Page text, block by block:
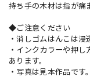
持ち手の木材は指が痛
◆ご注意ください
・消しゴムはんこは浸
・インクカラーや押
あります。
・写真は見本作品で